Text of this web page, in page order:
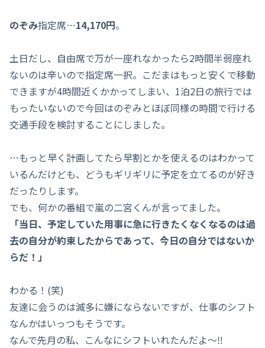
のぞみ指定席…14,170円。
土日だし、自由席で万が一座れなかったら2時間半弱座れ
ないのは辛いので指定席一択。こだまはもっと安くで移動
できますが4時間近くかかってしまい、1泊2日の旅行では
もったいないので今回はのぞみとほぼ同様の時間で行ける
交通手段を検討することにしました。
…もっと早く計画してたら早割とかを使えるのはわかって
いるんだけども、どうもギリギリに予定を立てるのが好き
だったりします。
でも、何かの番組で嵐の二宮くんが言ってました。
「当日、予定していた用事に急に行きたくなくなるのは過
去の自分が約束したからであって、今日の自分ではないか
らだ！」
わかる！(笑)
友達に会うのは滅多に嫌にならないですが、仕事のシフト
なんかはいっつもそうです。
なんで先月の私、こんなにシフトいれたんだよ～‼